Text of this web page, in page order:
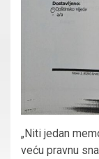
„Niti jedan
veću pravnu